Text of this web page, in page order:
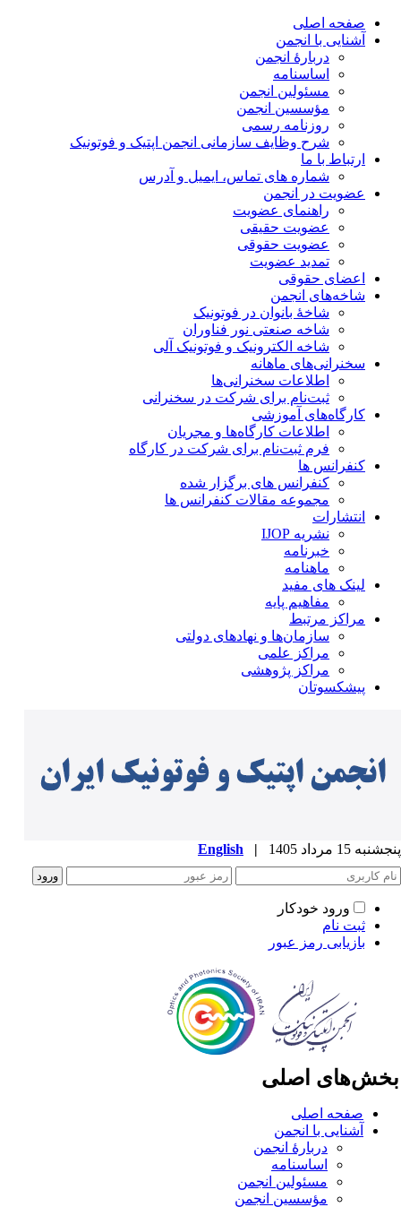
صفحه اصلی
آشنایی با انجمن
دربارۀ انجمن
اساسنامه
مسئولین انجمن
مؤسسین انجمن
روزنامه رسمی
شرح وظایف سازمانی انجمن اپتیک و فوتونیک
ارتباط با ما
شماره های تماس، ایمیل و آدرس
عضویت در انجمن
راهنمای عضویت
عضویت حقیقی
عضویت حقوقی
تمدید عضویت
اعضای حقوقی
شاخه‌های انجمن
شاخۀ بانوان در فوتونیک
شاخه صنعتی نور فناوران
شاخه‌ الکترونیک و فوتونیک آلی
سخنرانی‌های ماهانه
اطلاعات سخنرانی‌‌ها
ثبت‌نام برای شرکت در سخنرانی
کارگاه‌های آموزشی
اطلاعات کارگاه‌ها و مجریان
فرم ثبت‌نام برای شرکت در کارگاه
کنفرانس ها
کنفرانس های برگزار شده
مجموعه مقالات کنفرانس ها
انتشارات
نشریه IJOP
خبرنامه
ماهنامه
لینک های مفید
مفاهیم پایه
مراکز مرتبط
سازمان‌ها و نهادهای دولتی
مراکز علمی
مراکز پژوهشی
پیشکسوتان
15 مرداد 1405 |
English
ورود خودکار
ثبت نام
بازیابی رمز عبور
اصلی
صفحه اصلی
آشنایی با انجمن
دربارۀ انجمن
اساسنامه
مسئولین انجمن
مؤسسین انجمن